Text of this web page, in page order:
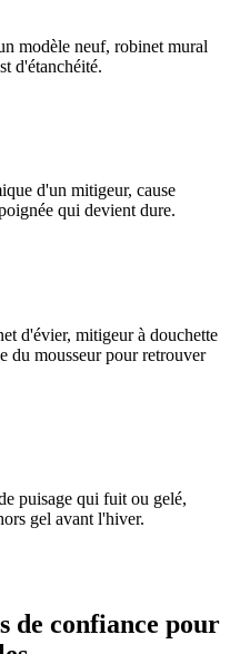
modèle neuf, robinet mural
d'étanchéité.
d'un mitigeur, cause
qui devient dure.
d'évier, mitigeur à douchette
du mousseur pour retrouver
puisage qui fuit ou gelé,
gel avant l'hiver.
de confiance pour